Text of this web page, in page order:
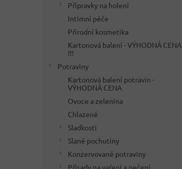
Přípravky na holení
Intimní péče
Přírodní kosmetika
Kartonová balení - VÝHODNÁ CENA
!!!
Potraviny
Kartonová balení potravin -
VÝHODNÁ CENA
Ovoce a zelenina
Chlazené
Sladkosti
Slané pochutiny
Konzervované potraviny
Přísady na vaření a pečení